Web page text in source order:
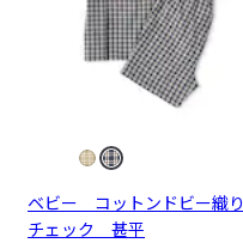
ベビー コットンドビー織り
チェック 甚平